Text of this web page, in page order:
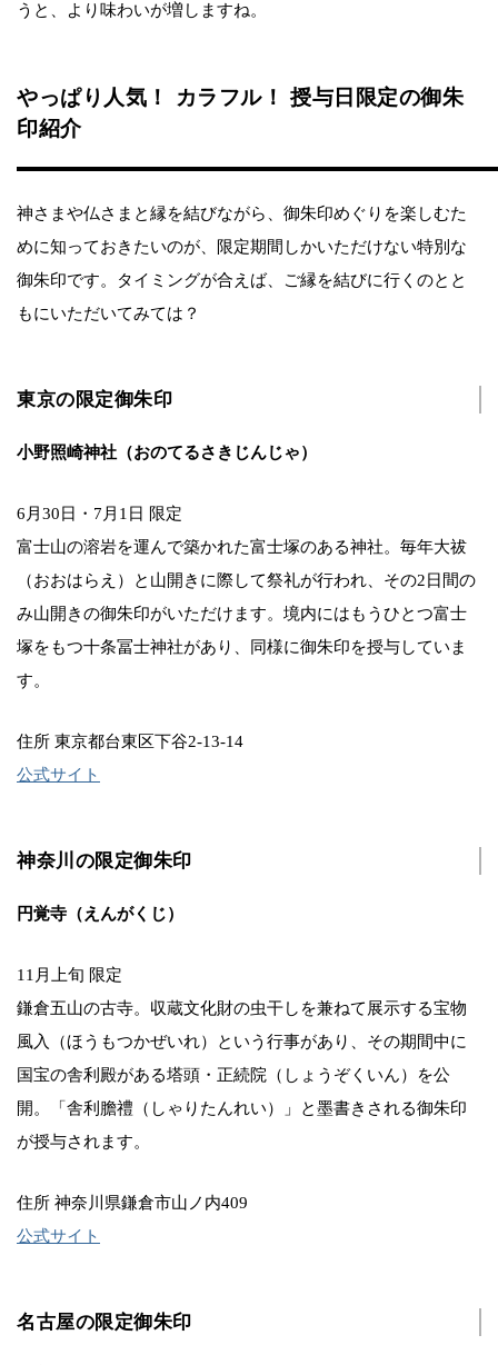
うと、より味わいが増しますね。
やっぱり人気！ カラフル！ 授与日限定の御朱
印紹介
神さまや仏さまと縁を結びながら、御朱印めぐりを楽しむた
めに知っておきたいのが、限定期間しかいただけない特別な
御朱印です。タイミングが合えば、ご縁を結びに行くのとと
もにいただいてみては？
東京の限定御朱印
小野照崎神社（おのてるさきじんじゃ）
6月30日・7月1日 限定
富士山の溶岩を運んで築かれた富士塚のある神社。毎年大祓
（おおはらえ）と山開きに際して祭礼が行われ、その2日間の
み山開きの御朱印がいただけます。境内にはもうひとつ富士
塚をもつ十条冨士神社があり、同様に御朱印を授与していま
す。
住所 東京都台東区下谷2-13-14
公式サイト
神奈川の限定御朱印
円覚寺（えんがくじ）
11月上旬 限定
鎌倉五山の古寺。収蔵文化財の虫干しを兼ねて展示する宝物
風入（ほうもつかぜいれ）という行事があり、その期間中に
国宝の舎利殿がある塔頭・正続院（しょうぞくいん）を公
開。「舎利膽禮（しゃりたんれい）」と墨書きされる御朱印
が授与されます。
住所 神奈川県鎌倉市山ノ内409
公式サイト
名古屋の限定御朱印